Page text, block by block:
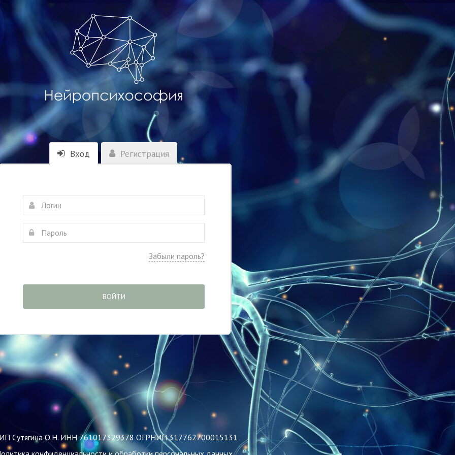
Вход Регистрация
Забыли пароль?
ВОЙТИ
Сутягина О.Н. ИНН 761017329378 ОГРНИП 317762700015131